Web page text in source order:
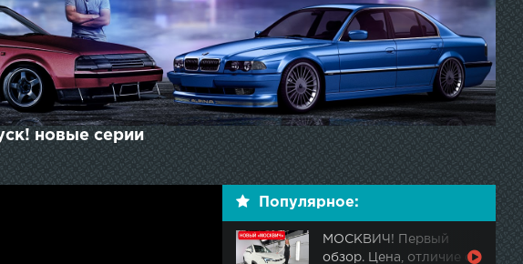
новые серии
Популярное:
МОСКВИЧ! Первый
обзор. Цена, отличие от